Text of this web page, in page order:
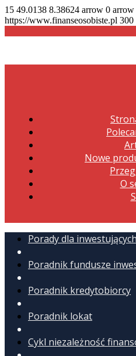
15 49.0138 8.38624 arrow 0 arrow
https://www.finanseosobiste.pl 300
Nowe
O
Porady dla inwestujących
Poradnik fundusze
Poradnik kredytobiorcy
Poradnik lokat
Cykl niezależność